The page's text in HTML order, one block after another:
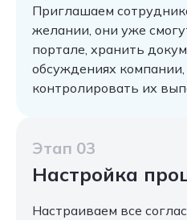
Приглашаем
желании, они уже
портале, хранить
обсуждениях
контролировать их
Этап 03
Настройка
Настраиваем все